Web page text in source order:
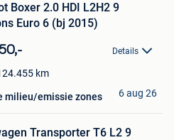
Boxer 2.0 HDI L2H2 9
Euro 6 (bj 2015)
Details
km
milieu/emissie zones 6 aug 26
Transporter T6 L2 9